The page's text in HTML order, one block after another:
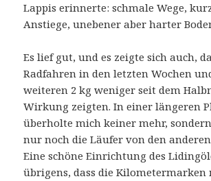
Lappis erinnerte: schmale Wege,
Anstiege, unebener aber harter
Es lief gut, und es zeigte sich auch,
Radfahren in den letzten Wochen
weiteren 2 kg weniger seit dem
Wirkung zeigten. In einer längeren
überholte mich keiner mehr,
nur noch die Läufer von den
Eine schöne Einrichtung des
übrigens, dass die Kilometermarken